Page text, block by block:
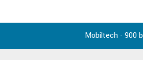
Mobiltech - 900